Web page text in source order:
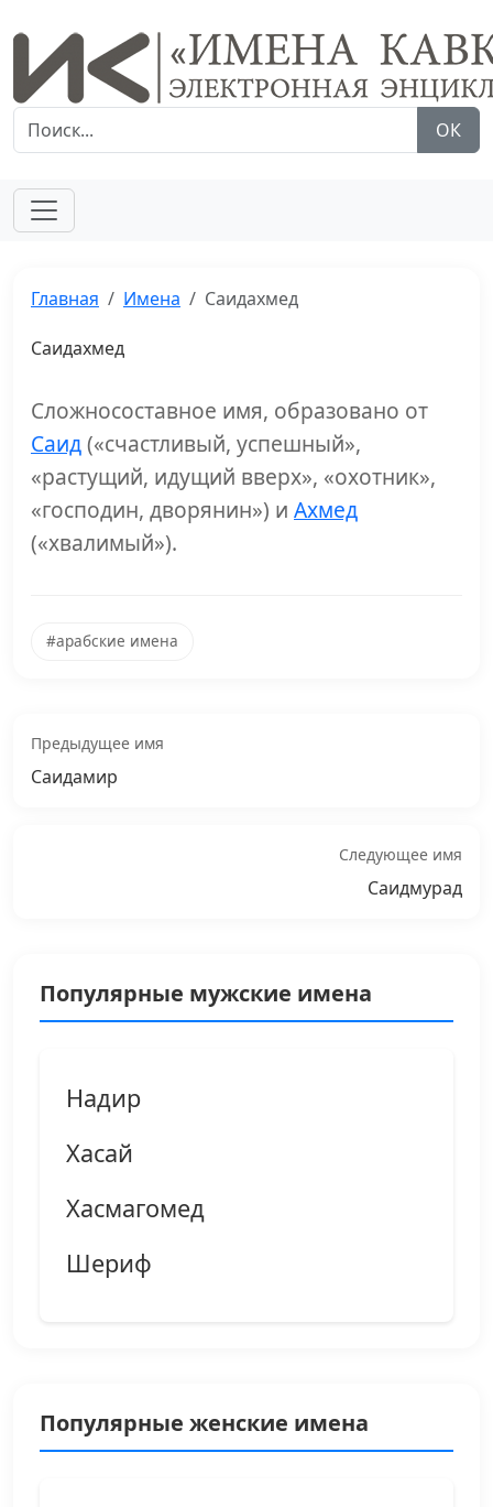
ОК
Главная Имена Саидахмед
Саидахмед
Сложносоставное имя, образовано от
Саид(«счастливый, успешный»,
«растущий, идущий вверх», «охотник»,
«господин, дворянин») и Ахмед
(«хвалимый»).
#арабские имена
Предыдущее имя
Саидамир
Следующее имя
Саидмурад
Популярные мужские имена
Надир
Хасай
Хасмагомед
Шериф
Популярные женские имена